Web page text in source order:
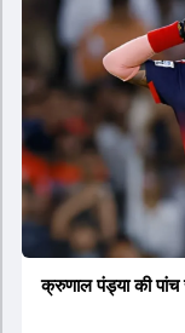
नहीं है लेकिन उम्र
इस कप्तानी की दौड़ से
स्पष्टता दी गई है कि
जाएगी। टीम का मुख्य
तक टीम की कमान
क्रुणाल पंड्या की पांच